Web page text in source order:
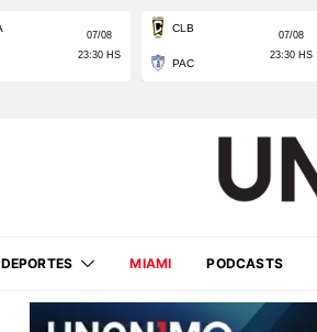
DEPORTES MIAMI PODCASTS